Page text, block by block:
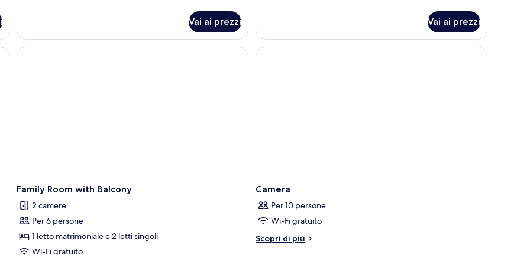
1
camera
da
Vai ai prezzi
2
camere
da
Vai ai prezzi
Family Room with Balcony
2 camere
Per 6 persone
1 letto matrimoniale e 2 letti singoli
Wi-Fi gratuito
Camera
Per 10 persone
Wi-Fi gratuito
Scopri di più
Altri